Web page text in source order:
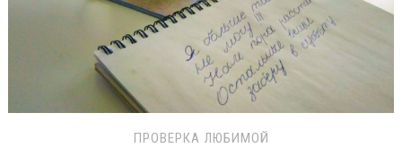
ПРОВЕРКА ЛЮБИМОЙ